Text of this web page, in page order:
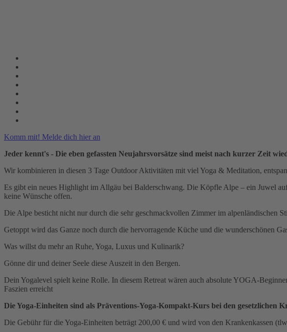
Komm mit! Melde dich hier an
Jeder kennt's - Die eben gefassten Neujahrsvorsätze sind meist nach kurzer Zeit
Wir kombinieren in diesen 3 Tage Outdoor Aktivitäten mit viel Yoga & Meditation,
Es gibt ein neues Highlight im Allgäu bei Balderschwang. Die Köpfle Alpe – ein Juwel
keine Wünsche offen.
Die Alpe besticht nicht nur durch die sehr geschmackvollen Zimmer im alpenländischen
Getoppt wird das Ganze noch durch die hervorragende Küche und die wunderschönen
Was willst du mehr an Ruhe, Yoga, Luxus und Kulinarik?
Gönne dir und deiner Seele diese Auszeit in den Bergen.
Dein Yogalevel spielt keine Rolle. In diesem Retreat wären auch absolute YOGA-
Faszien erreicht
Die Yoga-Einheiten sind als Präventions-Yoga-Kompakt-Kurs bei den
Die Gebühr für die Yoga-Einheiten beträgt 200,00 € und wird von den Krankenkassen